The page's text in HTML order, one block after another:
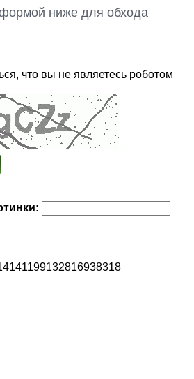
формой ниже для обхода
что вы не являетесь роботом